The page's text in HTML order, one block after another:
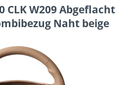
CLK W209 Abgeflacht
Naht beige